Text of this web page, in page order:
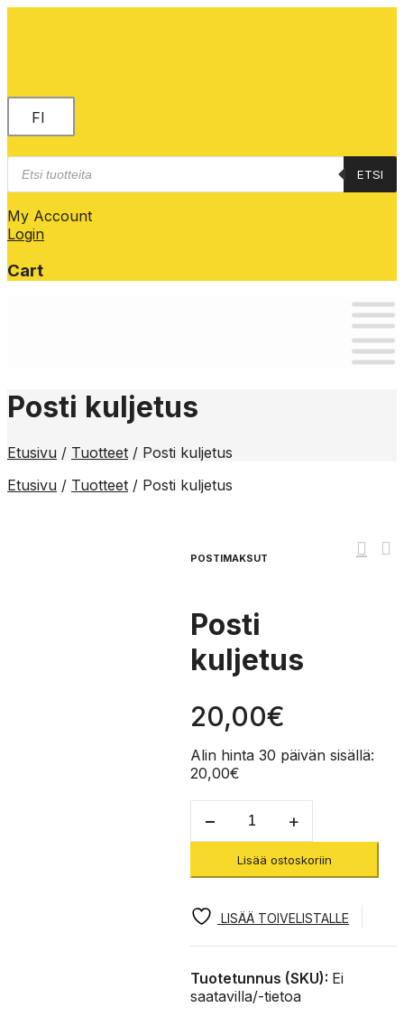
FI
Products
search
ETSI
My Account
Login
Cart
Posti kuljetus
Etusivu / Tuotteet / Posti kuljetus
Etusivu / Tuotteet / Posti kuljetus
POSTIMAKSUT
Posti
kuljetus
20,00€
Alin hinta 30 päivän sisällä:
20,00€
kuljetus
määrä
Lisää ostoskoriin
LISÄÄ TOIVELISTALLE
Tuotetunnus (SKU): Ei
saatavilla/-tietoa